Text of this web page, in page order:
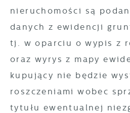
nieruchomości są
danych z ewidencji
tj. w oparciu o wypis z
oraz wyrys z mapy
kupujący nie będzie
roszczeniami wobec
tytułu ewentualnej